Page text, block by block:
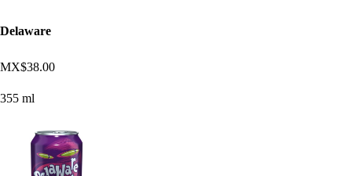
Delaware
MX$38.00
355 ml